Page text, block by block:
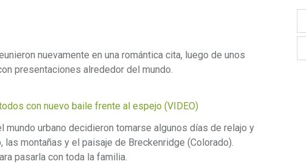
nuevamente en una romántica cita, luego de unos
presentaciones alrededor del mundo.
con nuevo baile frente al espejo (VIDEO)
mundo urbano decidieron tomarse algunos días de relajo y
montañas y el paisaje de Breckenridge (Colorado).
pasarla con toda la familia.